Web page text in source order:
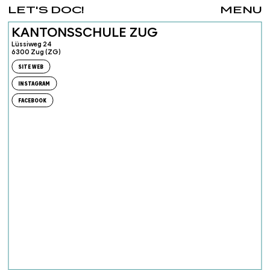
MENU
LET'S DOC!
KANTONSSCHULE ZUG
Lüssiweg 24
6300 Zug (ZG)
SITE WEB
INSTAGRAM
FACEBOOK